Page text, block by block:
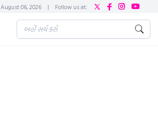
August 06, 2026 | Follow us at: